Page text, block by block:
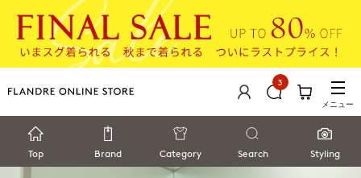
3
メニュー
Top Brand Category Search Styling